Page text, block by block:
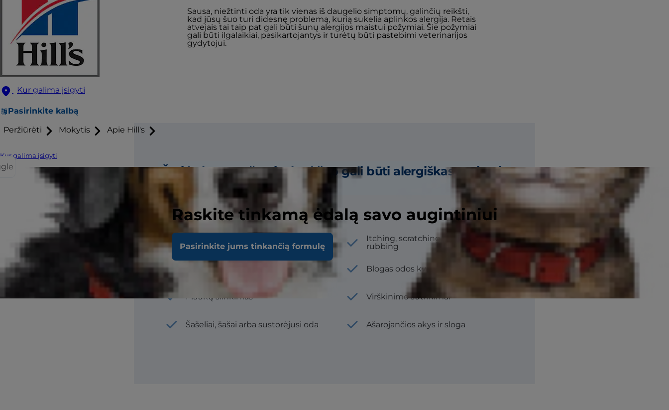
Kur galima įsigyti
Pasirinkite kalbą
Peržiūrėti Mokytis Apie Hill's
Kur galima įsigyti
Raskite tinkamą ėdalą savo augintiniui
Pasirinkite jums tinkančią formulę
Sausa, niežtinti oda yra tik vienas iš daugelio simptomų, galinčių reikšti,
kad jūsų šuo turi didesnę problemą, kurią sukelia aplinkos alergija. Retais
atvejais tai taip pat gali būti šunų alergijos maistui požymiai. Šie požymiai
gali būti ilgalaikiai, pasikartojantys ir turėtų būti pastebimi veterinarijos
gydytojui.
Štai keletas požymių, kad šuo gali būti alergiškas maistui
ar aplinkos alergenams.
spuogai
Itching, scratching, licking and
rubbing
Pleiskanos arba pleiskanojančios
Blogas odos kvapas
Plaukų slinkimas Virškinimo sutrikimai
Šašeliai, šašai arba sustorėjusi oda Ašarojančios akys ir sloga